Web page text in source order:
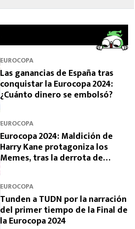
EUROCOPA
Las ganancias de España tras
conquistar la Eurocopa 2024:
¿Cuánto dinero se embolsó?
EUROCOPA
Eurocopa 2024: Maldición de
Harry Kane protagoniza los
Memes, tras la derrota de
EUROCOPA
Tunden a TUDN por la narración
del primer tiempo de la Final de
la Eurocopa 2024